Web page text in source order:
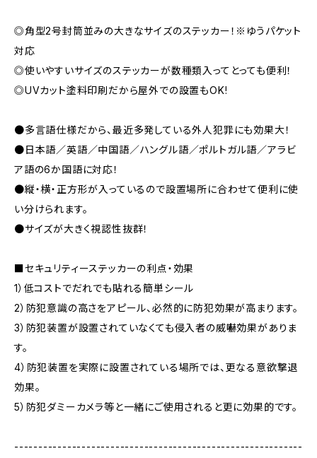
◎角型2号封筒並みの大きなサイズのステッカー！※ゆうパケット
対応
◎使いやすいサイズのステッカーが数種類入ってとっても便利！
◎UVカット塗料印刷だから屋外での設置もOK!
●多言語仕様だから、最近多発している外人犯罪にも効果大！
●日本語／英語／中国語／ハングル語／ポルトガル語／アラビ
ア語の6か国語に対応！
●縦・横・正方形が入っているので設置場所に合わせて便利に使
い分けられます。
●サイズが大きく視認性抜群！
■セキュリティーステッカーの利点・効果
1）低コストでだれでも貼れる簡単シール
2）防犯意識の高さをアピール、必然的に防犯効果が高まります。
3）防犯装置が設置されていなくても侵入者の威嚇効果がありま
す。
4）防犯装置を実際に設置されている場所では、更なる意欲撃退
効果。
5）防犯ダミーカメラ等と一緒にご使用されると更に効果的です。
------------------------------------------------------------